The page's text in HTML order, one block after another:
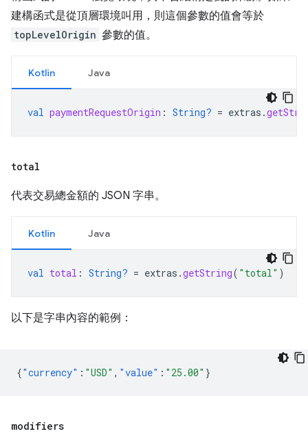
建構函式是從頂層環境叫用，則這個參數的值會等於
topLevelOrigin 參數的值。
Kotlin Java
val paymentRequestOrigin : String? = extras .
total
代表交易總金額的 JSON 字串。
Kotlin Java
val total : String? = extras .getString( "total" )
以下是字串內容的範例：
{"currency" : "USD" , "value" : "25.00" }
modifiers